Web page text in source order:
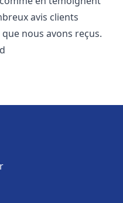
avis clients
nous avons reçus.